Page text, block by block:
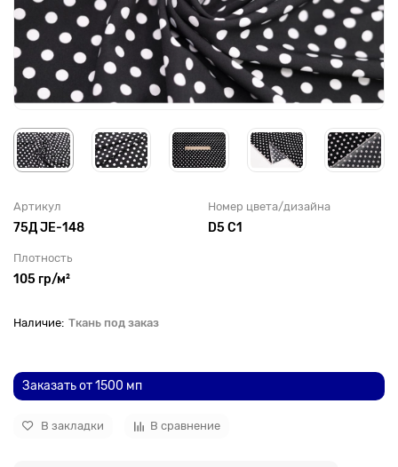
Артикул
75Д JE-148
Номер цвета/дизайна
D5 C1
Плотность
105 гр/м²
Ткань под заказ
Заказать от 1500 мп
В закладки В сравнение